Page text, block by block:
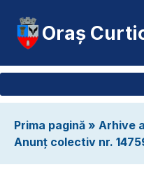
Oraș
Prima pagină » Arhive
Anunț colectiv nr.